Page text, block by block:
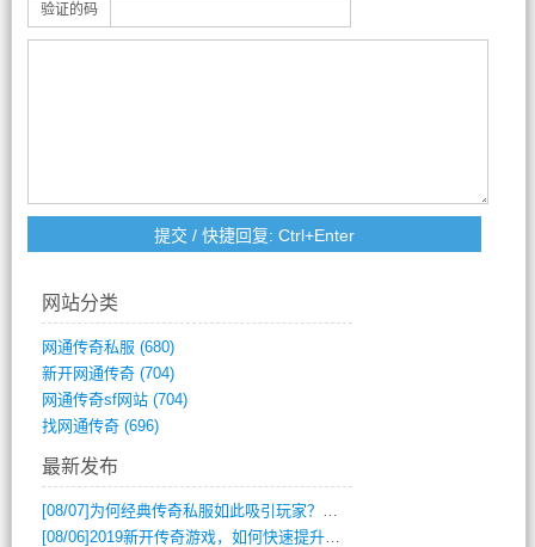
验证的码
网站分类
网通传奇私服 (680)
新开网通传奇(704)
网通传奇sf网站(704)
找网通传奇(696)
最新发布
[08/07] 为何经典传奇私服如此吸引玩家？深度攻略解析
[08/06]2019新开传奇游戏，如何快速提升角色等级？